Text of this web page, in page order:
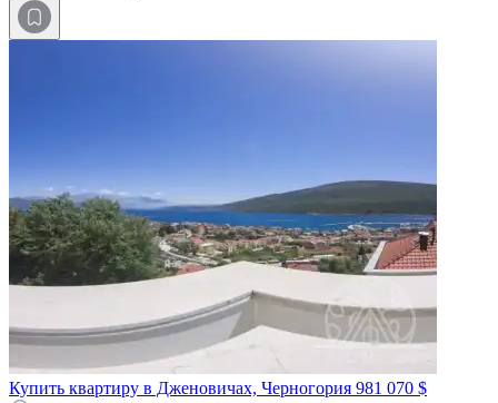
Купить квартиру в Дженовичах, Черногория 981 070 $